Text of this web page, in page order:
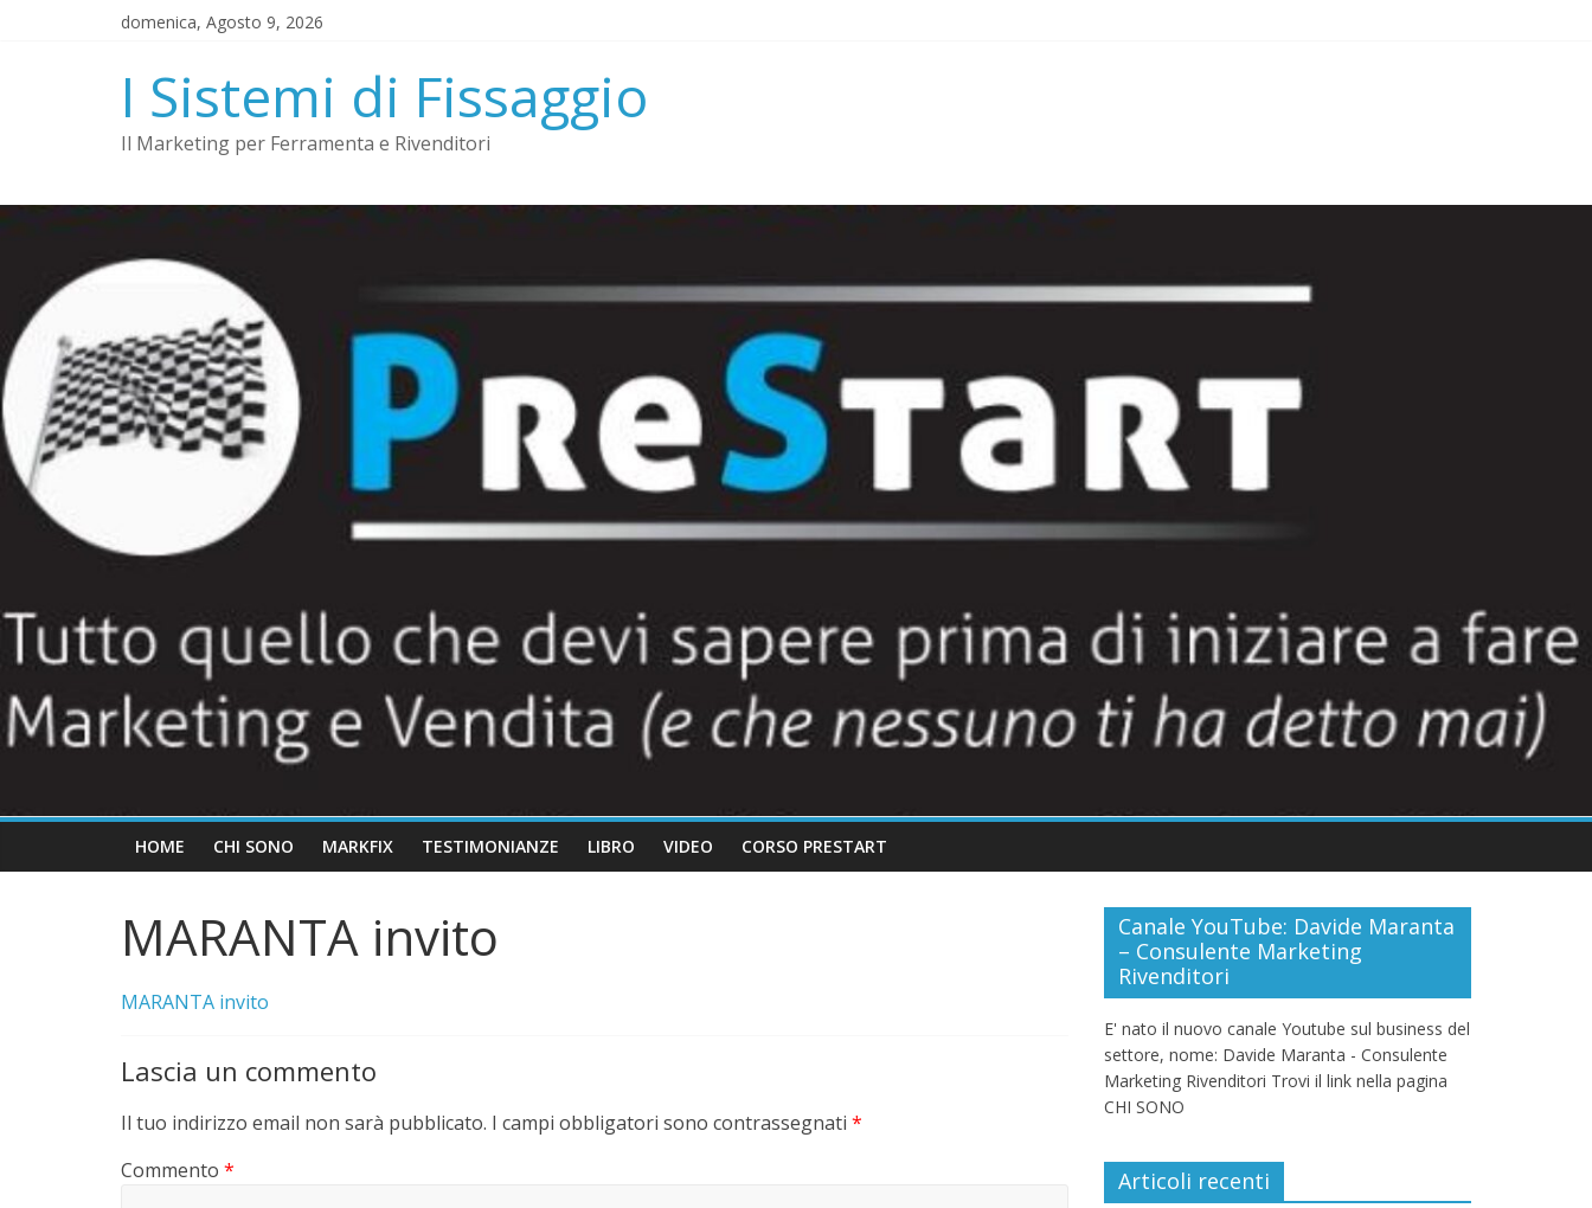
domenica, Agosto 9, 2026
I Sistemi di Fissaggio
Il Marketing per Ferramenta e Rivenditori
HOME CHI SONO MARKFIX TESTIMONIANZE LIBRO VIDEO CORSO PRESTART
MARANTA invito
MARANTA invito
Lascia un commento
Il tuo indirizzo email non sarà pubblicato. I campi obbligatori sono contrassegnati *
Commento *
Canale YouTube: Davide Maranta
– Consulente Marketing
Rivenditori
E' nato il nuovo canale Youtube sul business del
settore, nome: Davide Maranta - Consulente
Marketing Rivenditori Trovi il link nella pagina
CHI SONO
Articoli recenti